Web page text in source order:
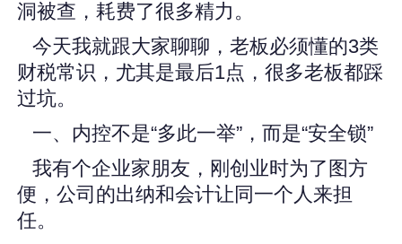
洞被查，耗费了很多精力。
今天我就跟大家聊聊，老板必须懂的3类
财税常识，尤其是最后1点，很多老板都踩
过坑。
一、内控不是“多此一举”，而是“安全锁”
我有个企业家朋友，刚创业时为了图方
便，公司的出纳和会计让同一个人来担
任。